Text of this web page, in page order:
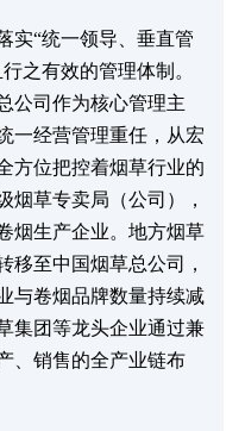
实“统一领导、垂直管
之有效的管理体制。
公司作为核心管理主
一经营管理重任，从宏
方位把控着烟草行业的
烟草专卖局（公司），
烟生产企业。地方烟草
移至中国烟草总公司，
与卷烟品牌数量持续减
集团等龙头企业通过兼
、销售的全产业链布